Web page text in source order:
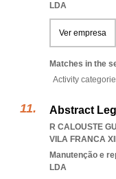
LDA
Ver empresa
Matches in the
Activity
Abstract
R CALOUSTE
VILA FRANCA
Manutenção e
LDA